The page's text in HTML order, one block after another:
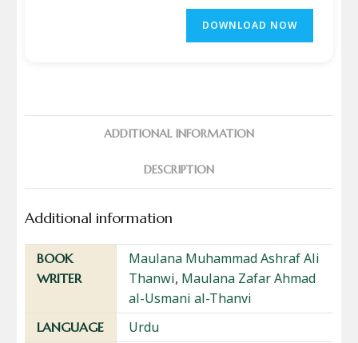
DOWNLOAD NOW
ADDITIONAL INFORMATION
DESCRIPTION
Additional information
BOOK
WRITER
Maulana Muhammad Ashraf Ali
Thanwi, Maulana Zafar Ahmad
al-Usmani al-Thanvi
LANGUAGE Urdu